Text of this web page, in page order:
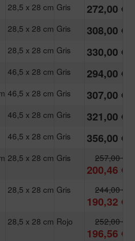
28,5 x 28 cm Gris 272,00 €
28,5 x 28 cm Gris 308,00 €
28,5 x 28 cm Gris 330,00 €
46,5 x 28 cm Gris 294,00 €
46,5 x 28 cm Gris 307,00 €
46,5 x 28 cm Gris 321,00 €
46,5 x 28 cm Gris 356,00 €
28,5 x 28 cm Gris 257,00 €
200,46 €
28,5 x 28 cm Gris 244,00 €
190,32 €
28,5 x 28 cm Rojo 252,00 €
196,56 €